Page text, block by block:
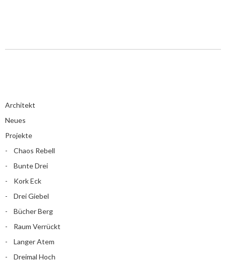
Architekt
Neues
Projekte
Chaos Rebell
Bunte Drei
Kork Eck
Drei Giebel
Bücher Berg
Raum Verrückt
Langer Atem
Dreimal Hoch